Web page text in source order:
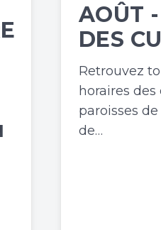
AOÛT
DES
Retrouvez
horaires
paroisses
de…